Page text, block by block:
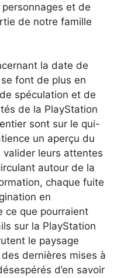
personnages et de
de notre famille
la date de
font de plus en
spéculation et de
de la PlayStation
sont sur le qui-
un aperçu du
leurs attentes
autour de la
chaque fuite
en
ce que pourraient
sur la PlayStation
le paysage
dernières mises à
d’en savoir